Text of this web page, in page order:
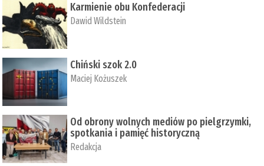
Karmienie obu Konfederacji
Dawid Wildstein
Chiński szok 2.0
Maciej Kożuszek
Od obrony wolnych mediów po pielgrzymki,
spotkania i pamięć historyczną
Redakcja